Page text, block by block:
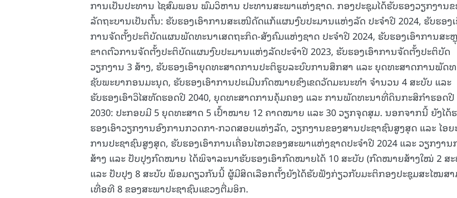
ການເປັນປະທານ ໄຊສົມພອນ ພົມວິຫານ ປະທານສະພາແຫ່ງຊາດ. ກອງປະຊຸມໄດ້ຮັບຮອງວຽກງານ
ລັດຖະບານເປັນຕົ້ນ: ຮັບຮອງເອົາການສະເໜີດັດແກ້ແຜນງົບປະມານແຫ່ງລັດ ປະຈຳປີ 2024, ຮັບຮອງ
ການຈັດຕັ້ງປະຕິບັດແຜນພັດທະນາເສດຖະກິດ-ສັງຄົມແຫ່ງຊາດ ປະຈຳປີ 2024, ຮັບຮອງເອົາການສະ
ຂາດຕົວການຈັດຕັ້ງປະຕິບັດແຜນງົບປະມານແຫ່ງລັດປະຈຳປີ 2023, ຮັບຮອງເອົາການຈັດຕັ້ງປະຕິບັດ
ວຽກງານ 3 ສ້າງ, ຮັບຮອງເອົາຍຸດທະສາດການປະຕິຮູບລະບົບການສຶກສາ ແລະ ຍຸດທະສາດການພັດ
ຊັບພະຍາກອນມະນຸດ, ຮັບຮອງເອົາການປະເມີນກົດໝາຍຂົງເຂດວັດມະນະທຳ ຈຳນວນ 4 ສະບັບ ແລະ
ຮັບຮອງເອົາວິໄສທັດຮອດປີ 2040, ຍຸດທະສາດການຄຸ້ມຄອງ ແລະ ການພັດທະນາທີ່ດິນກະສິກຳຮອດປີ
2030: ປະກອບມີ 5 ຍຸດທະສາດ 5 ເປົ້າໝາຍ 12 ຄາດໝາຍ ແລະ 30 ວຽກຈຸດສຸມ. ນອກຈາກນີ້ ຍັງໄດ້
ຮອງເອົາວຽກງານອົງການກວດກາ-ກວດສອບແຫ່ງລັດ, ວຽກງານຂອງສານປະຊາຊົນສູງສຸດ ແລະ ໄອຍ
ການປະຊາຊົນສູງສຸດ, ຮັບຮອງເອົາການເຄື່ອນໄຫວຂອງສະພາແຫ່ງຊາດປະຈຳປີ 2024 ແລະ ວຽກງາ
ສ້າງ ແລະ ປັບປຸງກົດໝາຍ ໄດ້ພິຈາລະນາຮັບຮອງເອົາກົດໝາຍໄດ້ 10 ສະບັບ (ກົດໝາຍສ້າງໃໝ່ 2 ສ
ແລະ ປັບປຸງ 8 ສະບັບ ພ້ອມດຽວກັນນີ້ ຜູ້ມີສິດເລືອກຕັ້ງຍັງໄດ້ຮັບຟັງກ່ຽວກັບມະຕິກອງປະຊຸມສະໄໝສ
ເທື່ອທີ 8 ຂອງສະພາປະຊາຊົນແຂວງຕື່ມອິກ.